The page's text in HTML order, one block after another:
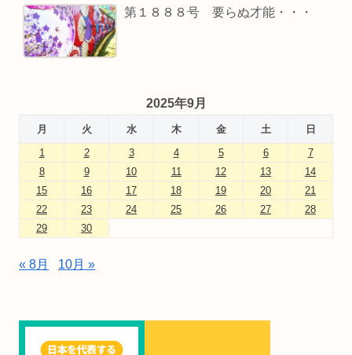
第１８８８号 要らぬ才能・・・
2025年9月
月 火 水 木 金 土
日
1
2 3 4 5 6
7
8
9 10 11 12 13
14
15
16 17 18 19 20
21
22
23 24 25 26 27
28
29
30
« 8月 10月 »